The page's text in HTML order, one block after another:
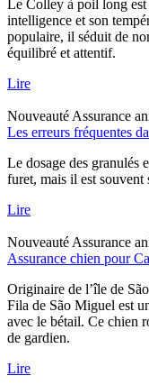
Le Colley à poil long est
intelligence et son
populaire, il séduit de
équilibré et attentif.
Lire
Nouveauté Assurance
Les erreurs fréquentes
Le dosage des granulés
furet, mais il est souvent
Lire
Nouveauté Assurance
Assurance chien pour
Originaire de l’île de
Fila de São Miguel est
avec le bétail. Ce chien
de gardien.
Lire